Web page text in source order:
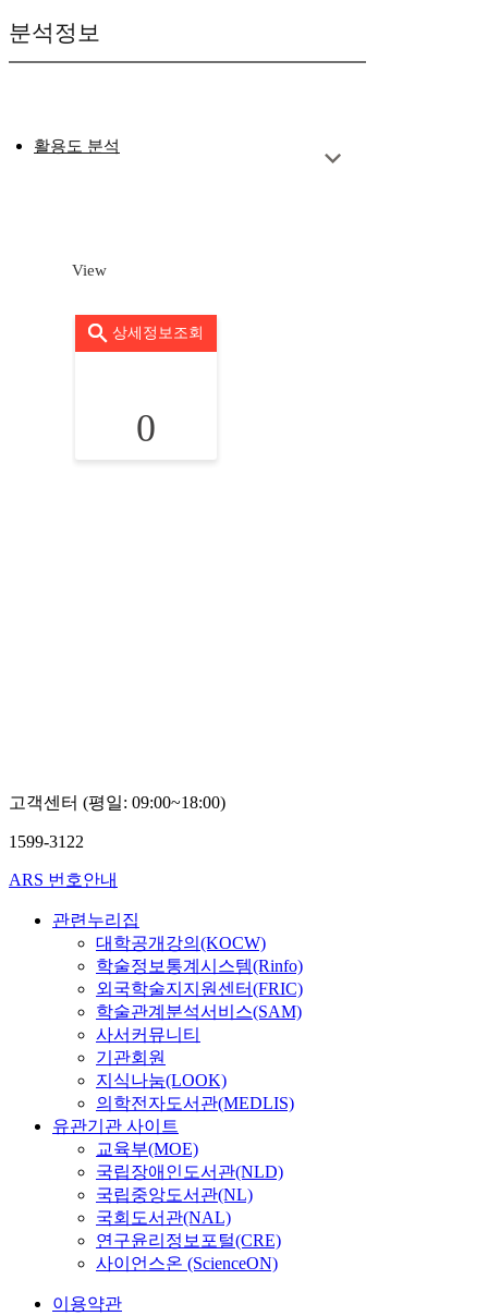
분석정보
활용도 분석
View
상세정보조회
0
고객센터 (평일: 09:00~18:00)
1599-3122
ARS 번호안내
관련누리집
대학공개강의(KOCW)
학술정보통계시스템(Rinfo)
외국학술지지원센터(FRIC)
학술관계분석서비스(SAM)
사서커뮤니티
기관회원
지식나눔(LOOK)
의학전자도서관(MEDLIS)
유관기관 사이트
교육부(MOE)
국립장애인도서관(NLD)
국립중앙도서관(NL)
국회도서관(NAL)
연구윤리정보포털(CRE)
사이언스온 (ScienceON)
이용약관